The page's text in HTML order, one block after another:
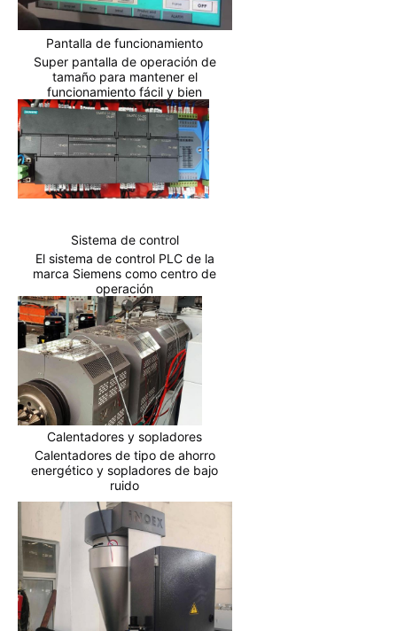
Pantalla de funcionamiento
Super pantalla de operación de
tamaño para mantener el
funcionamiento fácil y bien
Sistema de control
El sistema de control PLC de la
marca Siemens como centro de
operación
Calentadores y sopladores
Calentadores de tipo de ahorro
energético y sopladores de bajo
ruido